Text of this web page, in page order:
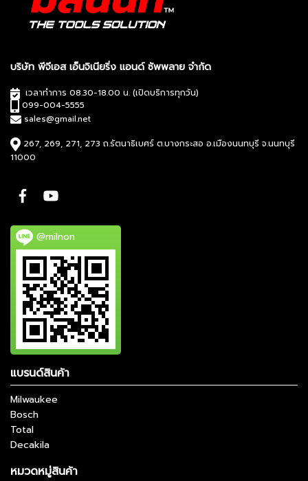
บริษัท พีจีเอส เอ็นจิเนียริ่ง แอนด์ ซัพพลาย จำกัด
เวลาทำการ 08.30-18.00 น. (เปิดบริการทุกวัน)
099-004-5555
sales@gmail.net
267, 269, 271, 273 ถ.รัตนาธิเบศร์ ต.บางกระสอ อ.เมืองนนทบุรี จ.นนทบุรี
11000
@milnon
แบรนด์สินค้า
Milwaukee
Bosch
Total
Decakila
หมวดหมู่สินค้า